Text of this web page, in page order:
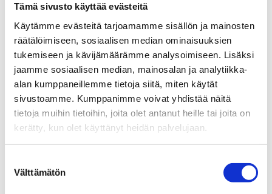
Tämä sivusto käyttää evästeitä
Käytämme evästeitä tarjoamamme sisällön ja mainosten
räätälöimiseen, sosiaalisen median ominaisuuksien
tukemiseen ja kävijämäärämme analysoimiseen. Lisäksi
jaamme sosiaalisen median, mainosalan ja analytiikka-
alan kumppaneillemme tietoja siitä, miten käytät
sivustoamme. Kumppanimme voivat yhdistää näitä
tietoja muihin tietoihin, joita olet antanut heille tai joita on
kerätty, kun olet käyttänyt heidän palvelujaan.
valinta
Välttämätön
2.10.
2024
Aika
ke 02.10.2024 17:00
Paikka